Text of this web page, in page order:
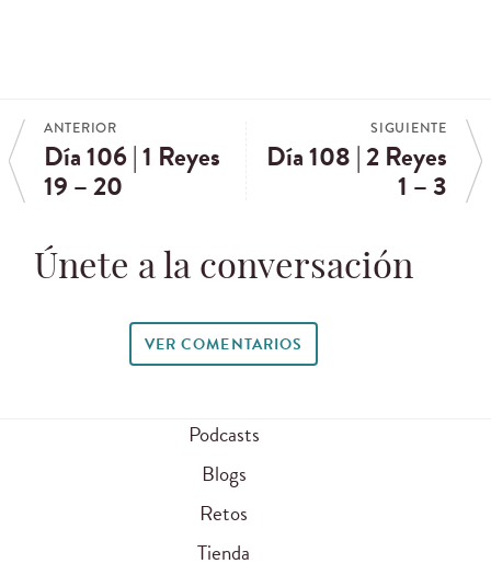
ANTERIOR
Día 106 | 1 Reyes
19 – 20
SIGUIENTE
Día 108 | 2 Reyes
1 – 3
Únete a la conversación
VER COMENTARIOS
Podcasts
Blogs
Retos
Tienda